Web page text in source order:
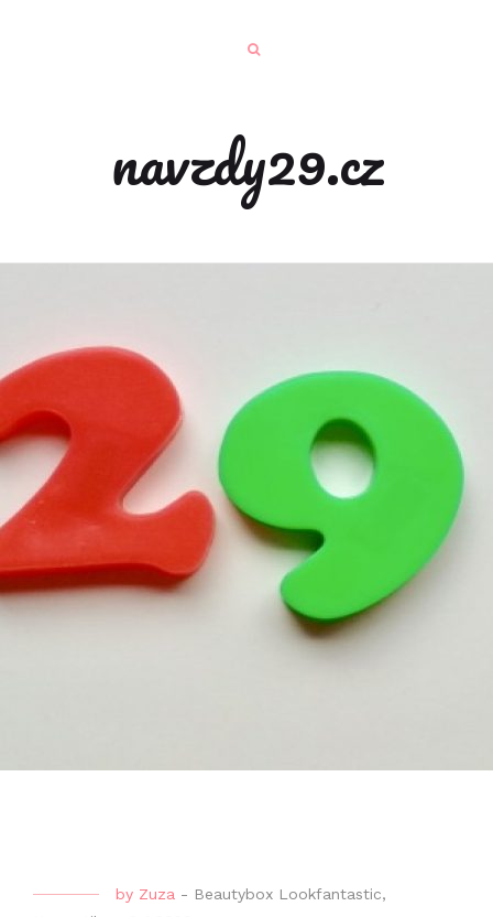
navzdy29.cz
by Zuza - Beautybox Lookfantastic,